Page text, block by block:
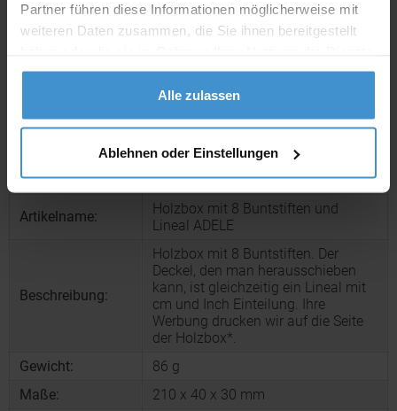
Partner führen diese Informationen möglicherweise mit
weiteren Daten zusammen, die Sie ihnen bereitgestellt
gesammelt haben.
Alle zulassen
Ablehnen oder Einstellungen
Artikel ohne Werbeanbringung: ca. 3 - 5 Werktage
Muster bestellen
Produktinformationen zu diesem Werbeartikel
Artikelnummer:
MCM5394401
Artikelname:
Holzbox mit 8 Buntstiften und
Lineal ADELE
Beschreibung:
Holzbox mit 8 Buntstiften. Der
Deckel, den man herausschieben
kann, ist gleichzeitig ein Lineal mit
cm und Inch Einteilung. Ihre
Werbung drucken wir auf die Seite
der Holzbox*.
Gewicht:
86 g
Maße:
210 x 40 x 30 mm